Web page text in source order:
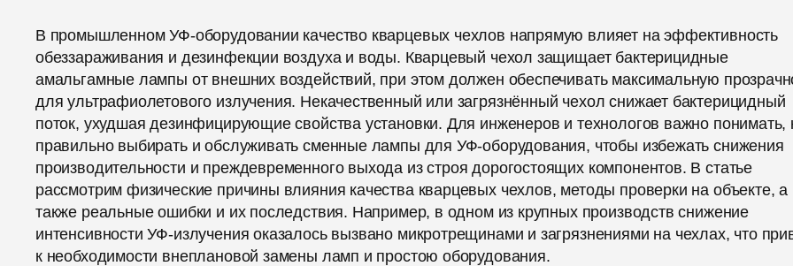
В промышленном УФ-оборудовании качество кварцевых чехлов напрямую влияет на эффективность
обеззараживания и дезинфекции воздуха и воды. Кварцевый чехол защищает бактерицидные
амальгамные лампы от внешних воздействий, при этом должен обеспечивать максимальную
для ультрафиолетового излучения. Некачественный или загрязнённый чехол снижает бактерицидный
поток, ухудшая дезинфицирующие свойства установки. Для инженеров и технологов важно понимать,
правильно выбирать и обслуживать сменные лампы для УФ-оборудования, чтобы избежать снижения
производительности и преждевременного выхода из строя дорогостоящих компонентов. В статье
рассмотрим физические причины влияния качества кварцевых чехлов, методы проверки на объекте, а
также реальные ошибки и их последствия. Например, в одном из крупных производств снижение
интенсивности УФ-излучения оказалось вызвано микротрещинами и загрязнениями на чехлах, что
к необходимости внеплановой замены ламп и простою оборудования.